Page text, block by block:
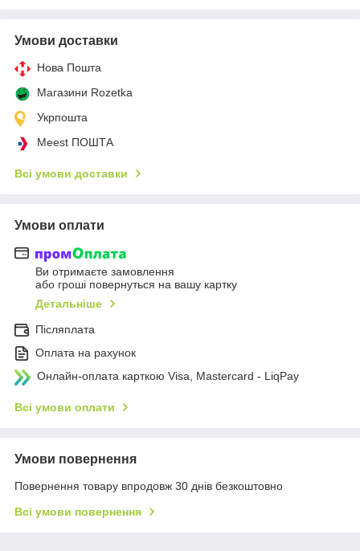
Умови доставки
Нова Пошта
Магазини Rozetka
Укрпошта
Meest ПОШТА
Всі умови доставки
Умови оплати
Ви отримаєте замовлення
або гроші повернуться на вашу картку
Детальніше
Післяплата
Оплата на рахунок
Онлайн-оплата карткою Visa, Mastercard - LiqPay
Всі умови оплати
Умови повернення
Повернення товару впродовж 30 днів безкоштовно
Всі умови повернення